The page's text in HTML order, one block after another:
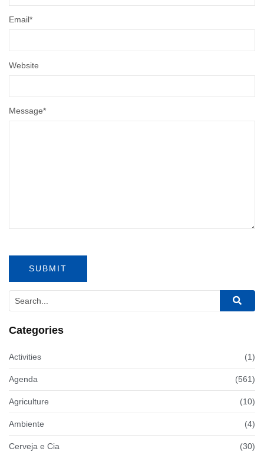
Message*
Email*
Website
Categories
Activities (1)
Agenda (561)
Agriculture (10)
Ambiente (4)
Cerveja e Cia (30)